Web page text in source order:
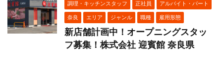
調理・キッチンスタッフ 正社員 アルバイト・パート
奈良 エリア ジャンル 職種 雇用形態
新店舗計画中！オープニングスタッ
フ募集！株式会社 迎賓館 奈良県